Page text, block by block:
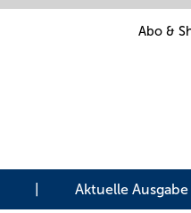
Abo &
Aktuelle Ausgabe